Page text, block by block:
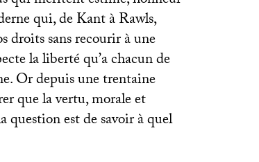
qui, de Kant à Rawls,
droits sans recourir à une
la liberté qu’a chacun de
Or depuis une trentaine
que la vertu, morale et
question est de savoir à quel